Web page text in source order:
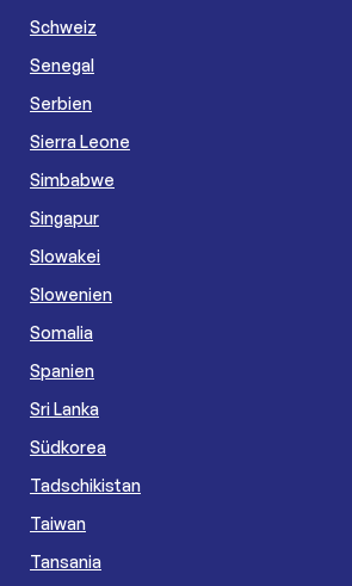
Schweiz
Senegal
Serbien
Sierra Leone
Simbabwe
Singapur
Slowakei
Slowenien
Somalia
Spanien
Sri Lanka
Südkorea
Tadschikistan
Taiwan
Tansania